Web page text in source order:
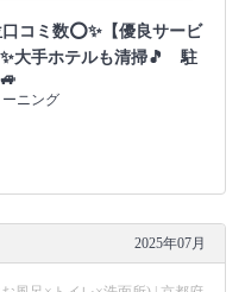
コミ数⭕✨【優良サービ
大手ホテルも清掃🎵 駐
ニング
2025年07月